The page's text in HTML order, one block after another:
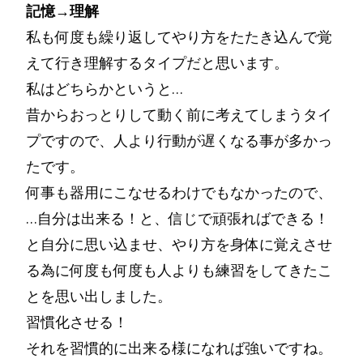
記憶→理解
私も何度も繰り返してやり方をたたき込んで覚
えて行き理解するタイプだと思います。
私はどちらかというと…
昔からおっとりして動く前に考えてしまうタイ
プですので、人より行動が遅くなる事が多かっ
たです。
何事も器用にこなせるわけでもなかったので、
…自分は出来る！と、信じで頑張ればできる！
と自分に思い込ませ、やり方を身体に覚えさせ
る為に何度も何度も人よりも練習をしてきたこ
とを思い出しました。
習慣化させる！
それを習慣的に出来る様になれば強いですね。